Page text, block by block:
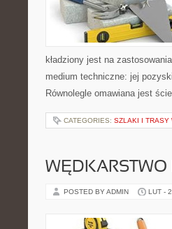
kładziony jest na
medium techniczne: jej
Równolegle omawiana jest
CATEGORIES: SZLAKI I TRASY
WĘDKARSTWO
POSTED BY ADMIN LUT -